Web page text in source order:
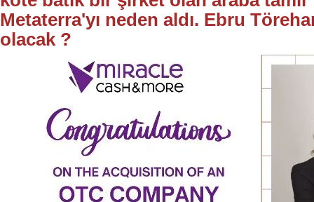
Metaterra'yı neden aldı. Ebru
olacak ?